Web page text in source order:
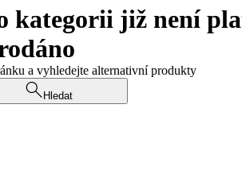
kategorii již není
a vyhledejte alternativní produkty
Hledat